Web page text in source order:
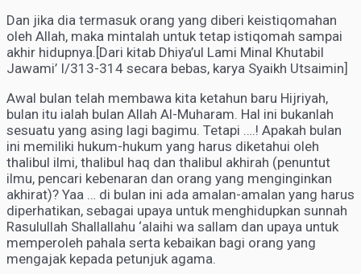
Dan jika dia termasuk orang yang diberi keistiqomahan
oleh Allah, maka mintalah untuk tetap istiqomah sampai
akhir hidupnya.[Dari kitab Dhiya’ul Lami Minal Khutabil
Jawami’ I/313-314 secara bebas, karya Syaikh Utsaimin]
Awal bulan telah membawa kita ketahun baru Hijriyah,
bulan itu ialah bulan Allah Al-Muharam. Hal ini bukanlah
sesuatu yang asing lagi bagimu. Tetapi ….! Apakah bulan
ini memiliki hukum-hukum yang harus diketahui oleh
thalibul ilmi, thalibul haq dan thalibul akhirah (penuntut
ilmu, pencari kebenaran dan orang yang menginginkan
akhirat)? Yaa … di bulan ini ada amalan-amalan yang harus
diperhatikan, sebagai upaya untuk menghidupkan sunnah
Rasulullah Shallallahu ‘alaihi wa sallam dan upaya untuk
memperoleh pahala serta kebaikan bagi orang yang
mengajak kepada petunjuk agama.